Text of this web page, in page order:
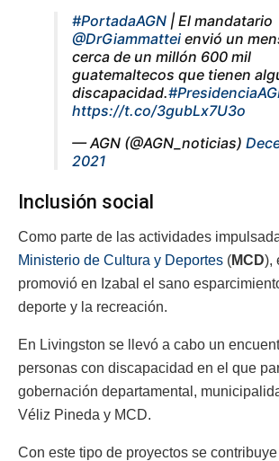
#PortadaAGN | El mandatario
@DrGiammattei envió un
cerca de un millón 600 mil
guatemaltecos que tienen
discapacidad.
https://t.co/3gubLx7U3o
— AGN (@AGN_noticias)
2021
Inclusión social
Como parte de las actividades
Ministerio de Cultura y Deportes (MCD),
promovió en Izabal el sano
deporte y la recreación.
En Livingston se llevó a cabo un
personas con discapacidad en el que
gobernación departamental,
Véliz Pineda y MCD.
Con este tipo de proyectos se